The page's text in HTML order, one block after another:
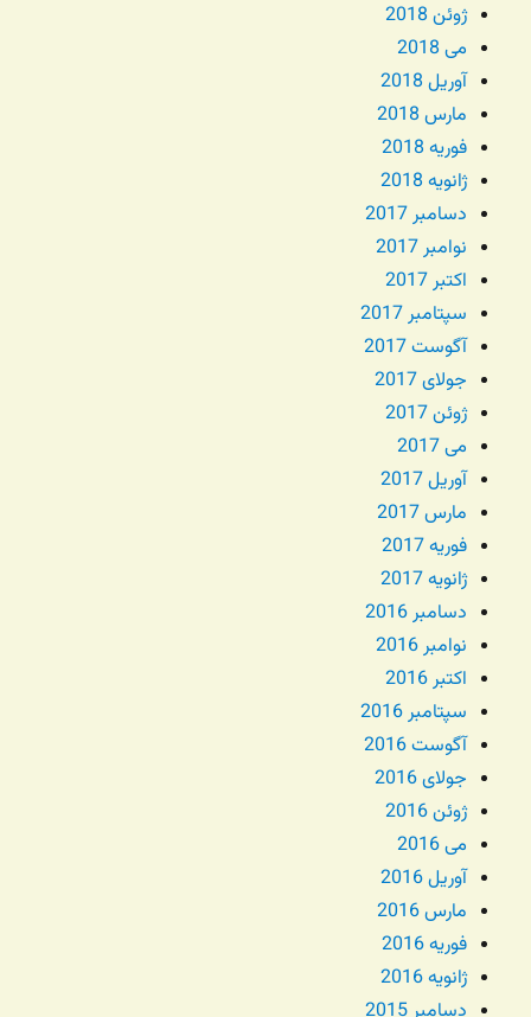
ژوئن 2018
می 2018
آوریل 2018
مارس 2018
فوریه 2018
ژانویه 2018
دسامبر 2017
نوامبر 2017
اکتبر 2017
سپتامبر 2017
آگوست 2017
جولای 2017
ژوئن 2017
می 2017
آوریل 2017
مارس 2017
فوریه 2017
ژانویه 2017
دسامبر 2016
نوامبر 2016
اکتبر 2016
سپتامبر 2016
آگوست 2016
جولای 2016
ژوئن 2016
می 2016
آوریل 2016
مارس 2016
فوریه 2016
ژانویه 2016